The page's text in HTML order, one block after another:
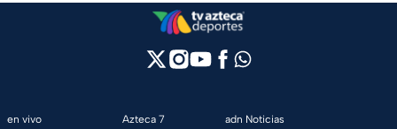
en vivo
Azteca 7
adn Noticias